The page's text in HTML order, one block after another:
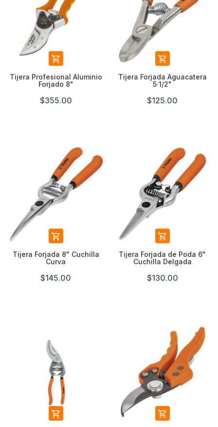

Tijera Profesional Aluminio
Forjado 8"
$355.00

Tijera Forjada Aguacatera
5·1/2"
$125.00

Tijera Forjada 8" Cuchilla
Curva
$145.00

Tijera Forjada de Poda 6"
Cuchilla Delgada
$130.00
 